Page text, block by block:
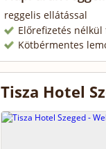
reggelis ellátással
Előrefizetés
Kötbérmentes
Tisza Hotel